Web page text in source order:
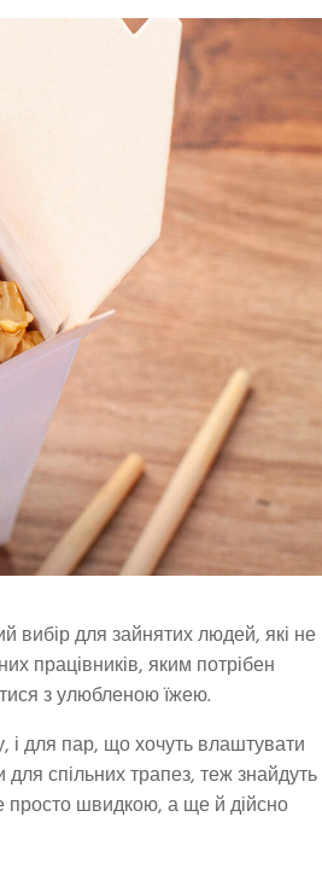
вибір для зайнятих людей, які не
працівників, яким потрібен
з улюбленою їжею.
і для пар, що хочуть влаштувати
спільних трапез, теж знайдуть
просто швидкою, а ще й дійсно